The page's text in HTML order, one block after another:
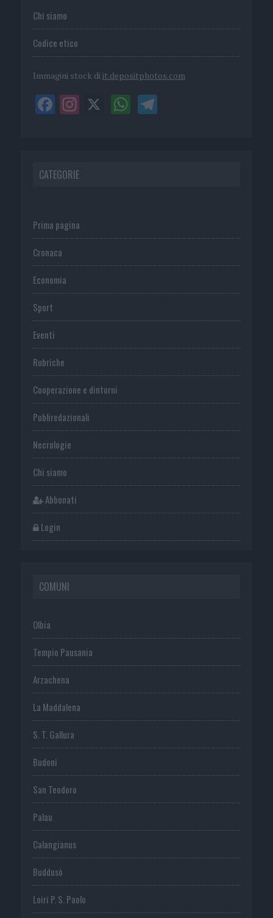
Chi siamo
Codice etico
Immagini stock di it.depositphotos.com
CATEGORIE
Prima pagina
Cronaca
Economia
Sport
Eventi
Rubriche
Cooperazione e dintorni
Publiredazionali
Necrologie
Chi siamo
Abbonati
Login
COMUNI
Olbia
Tempio Pausania
Arzachena
La Maddalena
S. T. Gallura
Budoni
San Teodoro
Palau
Calangianus
Buddusò
Loiri P. S. Paolo